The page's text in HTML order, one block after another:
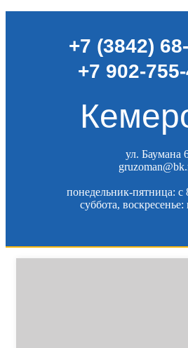
+7 (3842)
+7 902-
ул. Баумана
понедельник-пятница: c
суббота,